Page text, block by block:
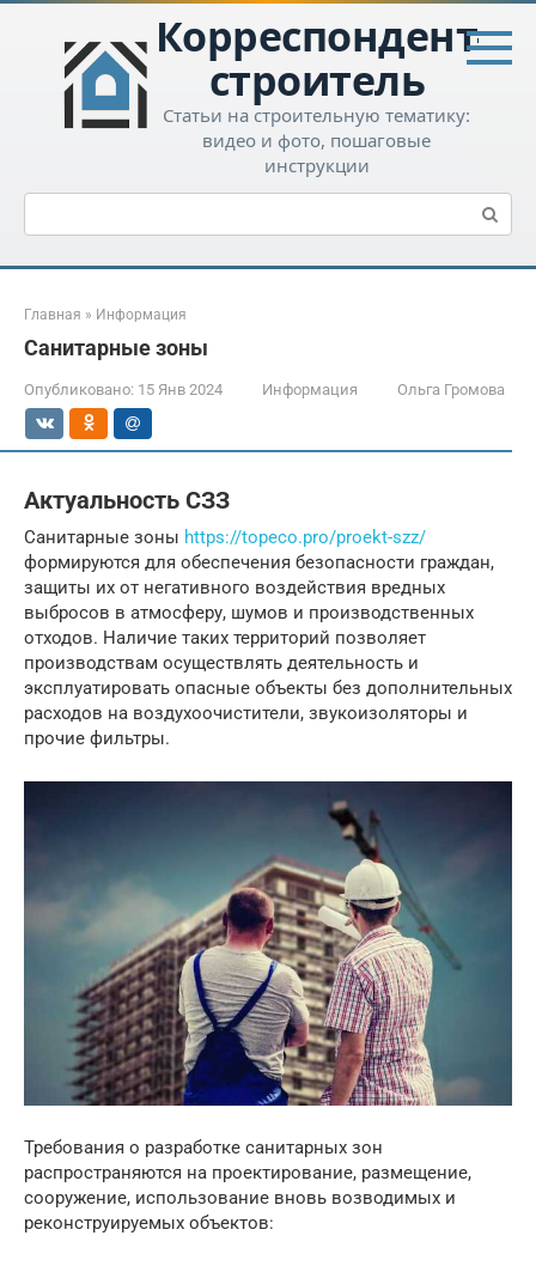
Перейти
контенту
Корреспондент-
строитель
Статьи на строительную тематику:
видео и фото, пошаговые
инструкции
Поиск:
Главная » Информация
Санитарные зоны
Опубликовано: 15 Янв 2024 Информация Ольга Громова
Актуальность СЗЗ
Санитарные зоны https://topeco.pro/proekt-szz/
формируются для обеспечения безопасности граждан,
защиты их от негативного воздействия вредных
выбросов в атмосферу, шумов и производственных
отходов. Наличие таких территорий позволяет
производствам осуществлять деятельность и
эксплуатировать опасные объекты без дополнительных
расходов на воздухоочистители, звукоизоляторы и
прочие фильтры.
Требования о разработке санитарных зон
распространяются на проектирование, размещение,
сооружение, использование вновь возводимых и
реконструируемых объектов: